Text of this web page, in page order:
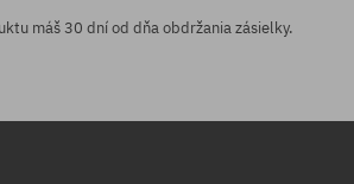
máš 30 dní od dňa obdržania zásielky.